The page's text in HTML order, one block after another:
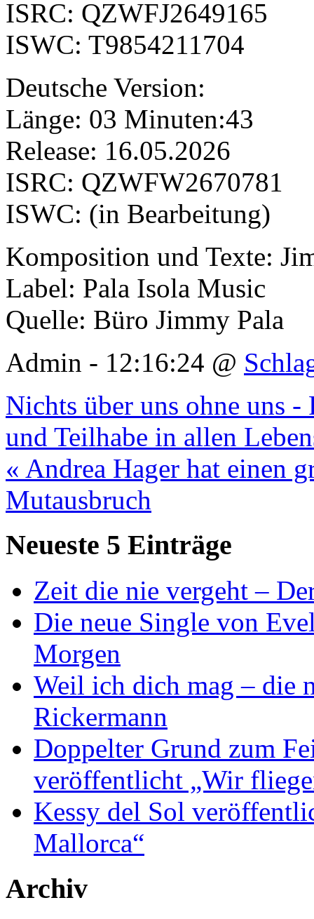
ISRC: QZWFJ2649165
ISWC: T9854211704
Deutsche Version:
Länge: 03 Minuten:43
Release: 16.05.2026
ISRC: QZWFW2670781
ISWC: (in Bearbeitung)
Komposition und Texte:
Label: Pala Isola Music
Quelle: Büro Jimmy Pala
Admin - 12:16:24 @
Nichts über uns ohne uns
und Teilhabe in allen
« Andrea Hager hat einen
Mutausbruch
Neueste 5 Einträge
Zeit die nie vergeht –
Die neue Single von
Morgen
Weil ich dich mag – die
Rickermann
Doppelter Grund zum
veröffentlicht „Wir
Kessy del Sol
Mallorca“
Archiv